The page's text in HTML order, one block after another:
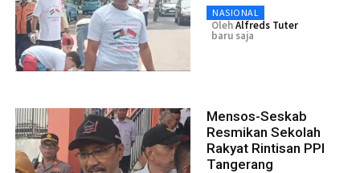
NASIONAL
OlehAlfreds Tuter
baru saja
Mensos-Seskab
Resmikan Sekolah
Rakyat Rintisan PPI
Tangerang